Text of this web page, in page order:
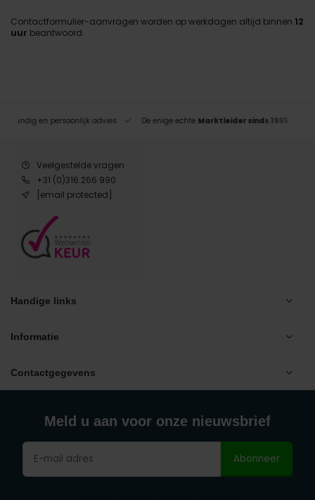
Contactformulier-aanvragen worden op werkdagen altijd binnen 12
uur beantwoord.
en persoonlijk advies De enige echte Marktleider sinds 1995
Veelgestelde vragen
+31 (0)316 266 990
[email protected]
Handige links
Informatie
Contactgegevens
Meld u aan voor onze nieuwsbrief
Abonneer